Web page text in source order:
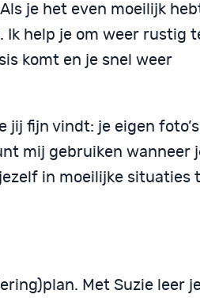
je het even moeilijk
Ik help je om weer rustig
komt en je snel weer
jij fijn vindt: je eigen
mij gebruiken wanneer
in moeilijke situaties
Met Suzie leer